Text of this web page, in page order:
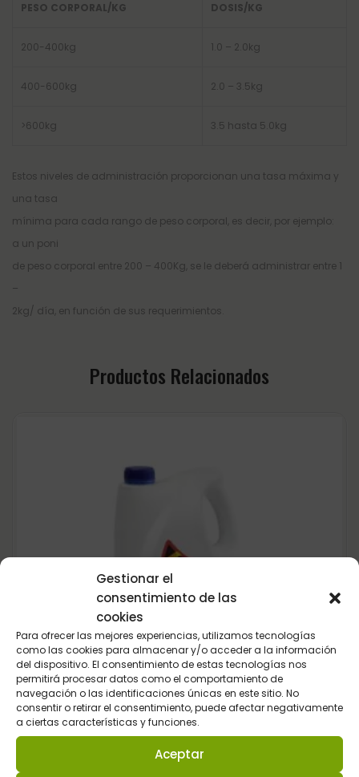
Gestionar el
consentimiento de las
cookies
Para ofrecer las mejores experiencias, utilizamos tecnologías
como las cookies para almacenar y/o acceder a la información
del dispositivo. El consentimiento de estas tecnologías nos
permitirá procesar datos como el comportamiento de
navegación o las identificaciones únicas en este sitio. No
consentir o retirar el consentimiento, puede afectar negativamente
a ciertas características y funciones.
Aceptar
PESO CORPORAL/KG DOSIS/KG
200-400kg 1.0 – 2.0kg
400-600kg 2.0 – 3.5kg
>600kg 3.5 hasta 5.0kg
Estos niveles de administración proporcionan una tasa máxima y
una tasa
mínima para cada rango de peso corporal, es decir, por ejemplo:
a un poni
de peso corporal entre 200 – 400Kg, se le deberá administrar entre 1
–
2kg/ día, en función de sus requerimientos.
Productos Relacionados